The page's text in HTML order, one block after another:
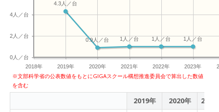
2018年 2019年 2020年 2021年 2022年 2023年
0人／台
2人／台
4人／台
1人／台
1人／台
1人／台
0.9人／台
4.3人／台
※文部科学省の公表数値をもとにGIGAスクール構想推進委員会で算出した数値
を含む
2019年 2020年
2021